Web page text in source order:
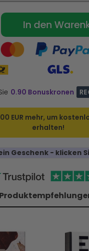
In den
0.90 Bonuskronen
EUR mehr, um
erhalten!
Geschenk - klicken